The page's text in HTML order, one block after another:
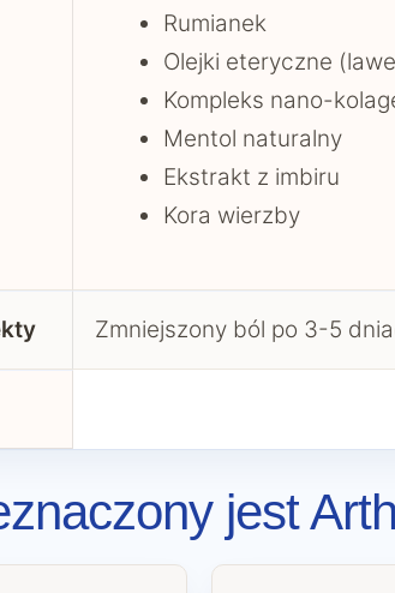
Rumianek
Olejki eteryczne
Kompleks nano-
Mentol naturalny
Ekstrakt z imbiru
Kora wierzby
Zmniejszony ból po 3-5
jest